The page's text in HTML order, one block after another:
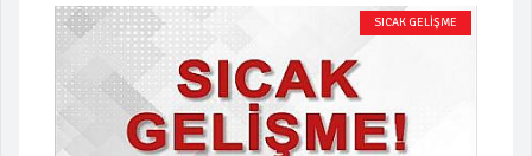
SICAK GELİŞME